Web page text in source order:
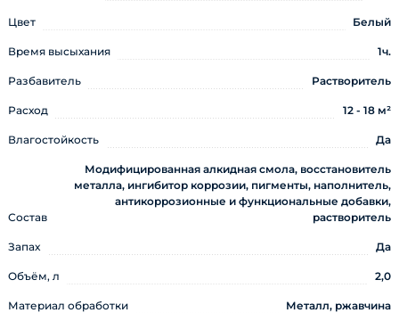
Цвет Белый
Время высыхания 1ч.
Разбавитель Растворитель
Расход 12 - 18 м²
Влагостойкость Да
Состав
Модифицированная алкидная смола, восстановитель
металла, ингибитор коррозии, пигменты, наполнитель,
антикоррозионные и функциональные добавки,
растворитель
Запах Да
Объём, л 2,0
Материал обработки Металл, ржавчина